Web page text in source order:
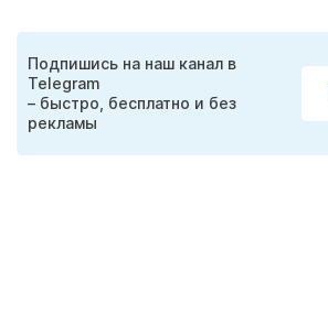
Подпишись на наш канал в
Telegram
– быстро, бесплатно и без
рекламы